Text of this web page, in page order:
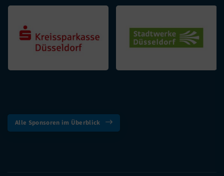
Alle Sponsoren im Überblick